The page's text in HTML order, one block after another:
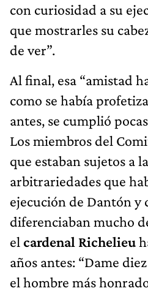
con curiosidad a su
que mostrarles su
de ver”.
Al final, esa “amistad
como se había
antes, se cumplió
Los miembros del
que estaban sujetos a
arbitrariedades que
ejecución de Dantón y
diferenciaban mucho
el cardenal Richelieu
años antes: “Dame
el hombre más